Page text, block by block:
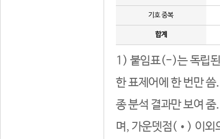
기호 중복
합계
1) 붙임표(-)는 독립된
한 표제어에 한 번만
종 분석 결과만 보여
며, 가운뎃점(•) 이외